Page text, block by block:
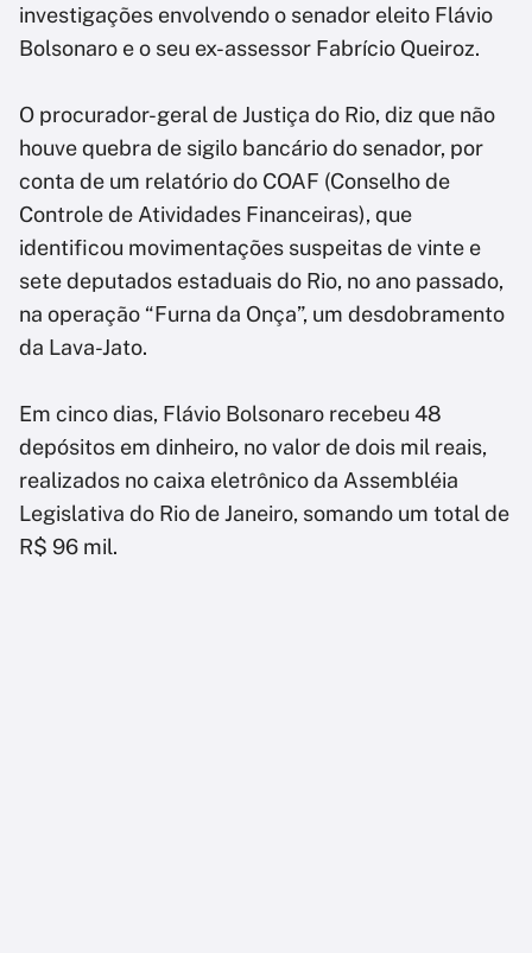
investigações envolvendo o senador eleito Flávio
Bolsonaro e o seu ex-assessor Fabrício Queiroz.
O procurador-geral de Justiça do Rio, diz que não
houve quebra de sigilo bancário do senador, por
conta de um relatório do COAF (Conselho de
Controle de Atividades Financeiras), que
identificou movimentações suspeitas de vinte e
sete deputados estaduais do Rio, no ano passado,
na operação “Furna da Onça”, um desdobramento
da Lava-Jato.
Em cinco dias, Flávio Bolsonaro recebeu 48
depósitos em dinheiro, no valor de dois mil reais,
realizados no caixa eletrônico da Assembléia
Legislativa do Rio de Janeiro, somando um total de
R$ 96 mil.